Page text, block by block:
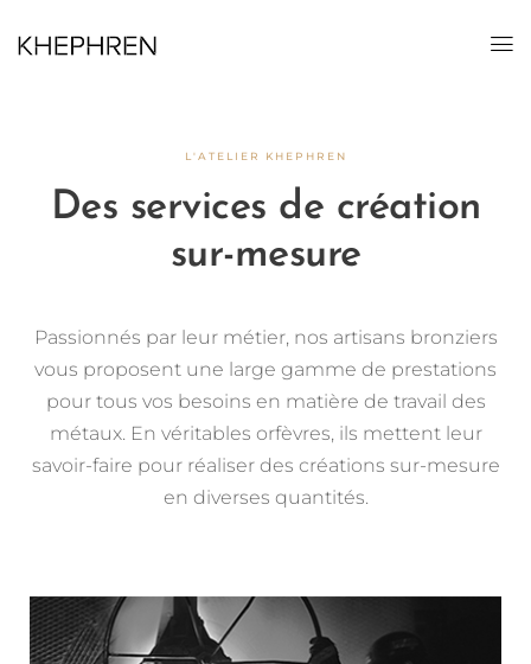
L'ATELIER KHEPHREN
Des services de création
sur-mesure
Passionnés par leur métier, nos artisans bronziers
vous proposent une large gamme de prestations
pour tous vos besoins en matière de travail des
métaux. En véritables orfèvres, ils mettent leur
savoir-faire pour réaliser des créations sur-mesure
en diverses quantités.